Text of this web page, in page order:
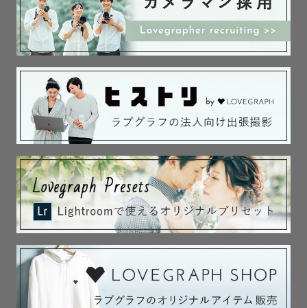
✎ 撮影のジャンル
👪 ファミリー撮影
・お誕生日／お宮参り／お食い初め
・七五三／入園入学／卒園卒業
・マタニティ／日常フォト
・ニューボーンフォト
💍 ウェディング
・前撮り・後撮り・カップル撮影
🎓 その他
・プロフィール写真
・フレンズ撮影
・ご旅行同行撮影
・イベント・法人撮影（会社プロフィール・広告用など）
・エスコンフィールドでの撮影